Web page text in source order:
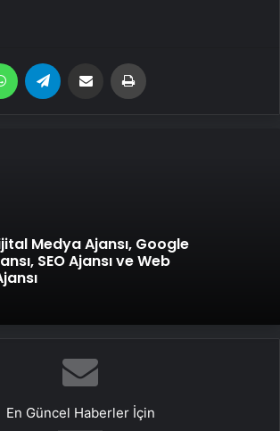
WhatsApp Email'den paylaş
SEO Ajansı ve Web
En Güncel Haberler İçin